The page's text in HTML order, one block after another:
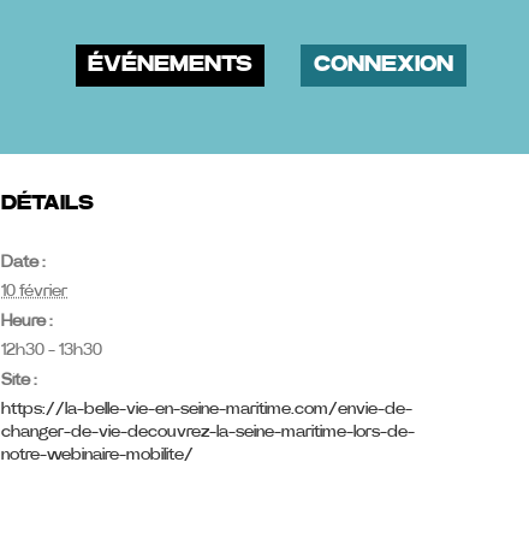
ÉVÉNEMENTS CONNEXION
DÉTAILS
Date :
10 février
Heure :
12h30 - 13h30
Site :
https://la-belle-vie-en-seine-maritime.com/envie-de-
changer-de-vie-decouvrez-la-seine-maritime-lors-de-
notre-webinaire-mobilite/